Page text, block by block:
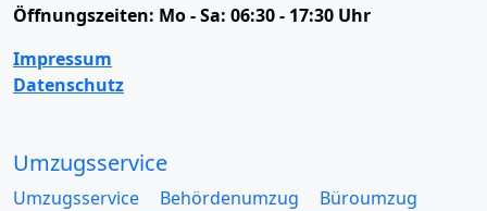
Öffnungszeiten: Mo - Sa: 06:30 - 17:30 Uhr
Impressum
Datenschutz
Umzugsservice
Umzugsservice Behördenumzug
Büroumzug